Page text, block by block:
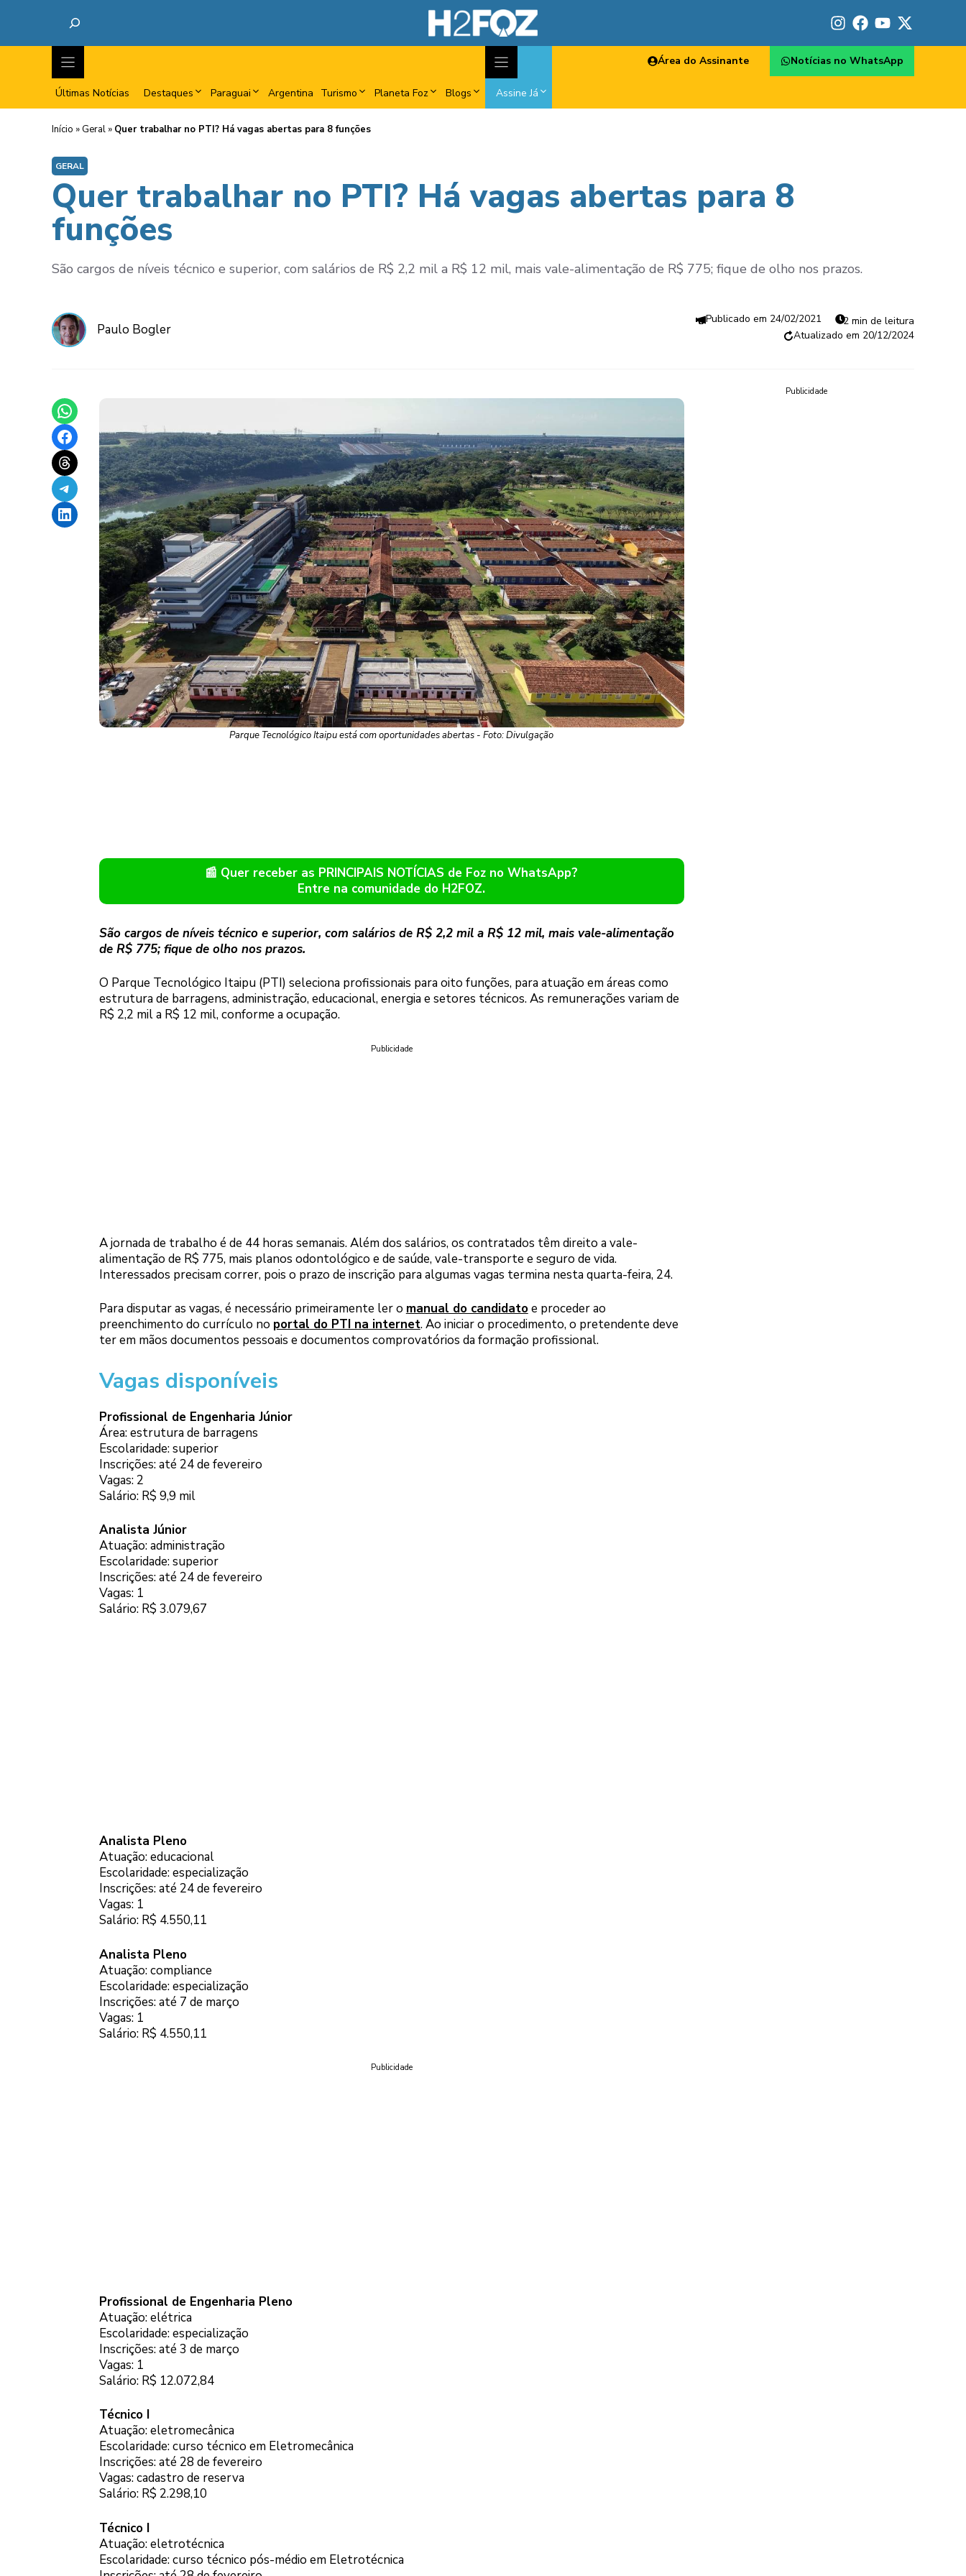
Últimas Notícias Destaques Paraguai Argentina Turismo Planeta Foz Blogs Assine Já
Área do Assinante Notícias no WhatsApp
Início » Geral » Quer trabalhar no PTI? Há vagas abertas para 8 funções
GERAL
Quer trabalhar no PTI? Há vagas abertas para 8
funções
São cargos de níveis técnico e superior, com salários de R$ 2,2 mil a R$ 12 mil, mais vale-alimentação de R$ 775; fique de olho nos prazos.
Paulo Bogler
24/02/2021
2 min de leitura
20/12/2024
Share on WhatsApp
Share on Facebook
Share on Threads
Share on Telegram
Share on LinkedIn
Parque Tecnológico Itaipu está com oportunidades abertas - Foto: Divulgação
📰 Quer receber as PRINCIPAIS NOTÍCIAS de Foz no WhatsApp?
Entre na comunidade do H2FOZ.
São cargos de níveis técnico e superior, com salários de R$ 2,2 mil a R$ 12 mil, mais vale-alimentação
de R$ 775; fique de olho nos prazos.
O Parque Tecnológico Itaipu (PTI) seleciona profissionais para oito funções, para atuação em áreas como
estrutura de barragens, administração, educacional, energia e setores técnicos. As remunerações variam de
R$ 2,2 mil a R$ 12 mil, conforme a ocupação.
Publicidade
A jornada de trabalho é de 44 horas semanais. Além dos salários, os contratados têm direito a vale-
alimentação de R$ 775, mais planos odontológico e de saúde, vale-transporte e seguro de vida.
Interessados precisam correr, pois o prazo de inscrição para algumas vagas termina nesta quarta-feira, 24.
Para disputar as vagas, é necessário primeiramente ler o manual do candidatoe proceder ao
preenchimento do currículo no portal do PTI na internet. Ao iniciar o procedimento, o pretendente deve
ter em mãos documentos pessoais e documentos comprovatórios da formação profissional.
Vagas disponíveis
Profissional de Engenharia Júnior
Área: estrutura de barragens
Escolaridade: superior
Inscrições: até 24 de fevereiro
Vagas: 2
Salário: R$ 9,9 mil
Analista Júnior
Atuação: administração
Escolaridade: superior
Inscrições: até 24 de fevereiro
Vagas: 1
Salário: R$ 3.079,67
Analista Pleno
Atuação: educacional
Escolaridade: especialização
Inscrições: até 24 de fevereiro
Vagas: 1
Salário: R$ 4.550,11
Analista Pleno
Atuação: compliance
Escolaridade: especialização
Inscrições: até 7 de março
Vagas: 1
Salário: R$ 4.550,11
Publicidade
Profissional de Engenharia Pleno
Atuação: elétrica
Escolaridade: especialização
Inscrições: até 3 de março
Vagas: 1
Salário: R$ 12.072,84
Técnico I
Atuação: eletromecânica
Escolaridade: curso técnico em Eletromecânica
Inscrições: até 28 de fevereiro
Vagas: cadastro de reserva
Salário: R$ 2.298,10
Técnico I
Atuação: eletrotécnica
Escolaridade: curso técnico pós-médio em Eletrotécnica
Publicidade